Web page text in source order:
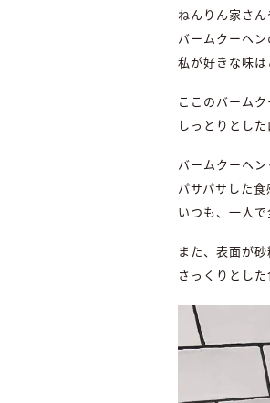
ねんりん家さ
バームクーヘ
私が好きな味
ここのバーム
しっとりとし
バームクーヘ
パサパサした
いつも、一人
また、表面が
さっくりとし